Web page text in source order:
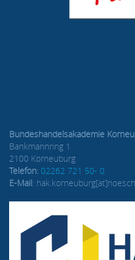
Bundeshandelsakademie
Bankmannring 1
2100 Korneuburg
Telefon: 02262 721 50- 0
E-Mail: